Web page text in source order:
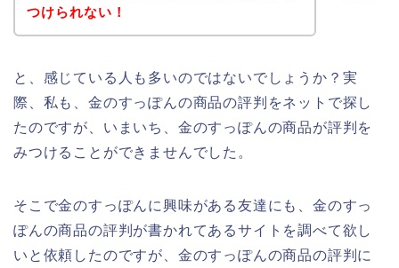
つけられない！
と、感じている人も多いのではないでしょうか？実
際、私も、金のすっぽんの商品の評判をネットで探し
たのですが、いまいち、金のすっぽんの商品が評判を
みつけることができませんでした。
そこで金のすっぽんに興味がある友達にも、金のすっ
ぽんの商品の評判が書かれてあるサイトを調べて欲し
いと依頼したのですが、金のすっぽんの商品の評判に